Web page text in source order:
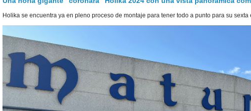
Holika se encuentra ya en pleno proceso de montaje para tener todo a punto para su sexta